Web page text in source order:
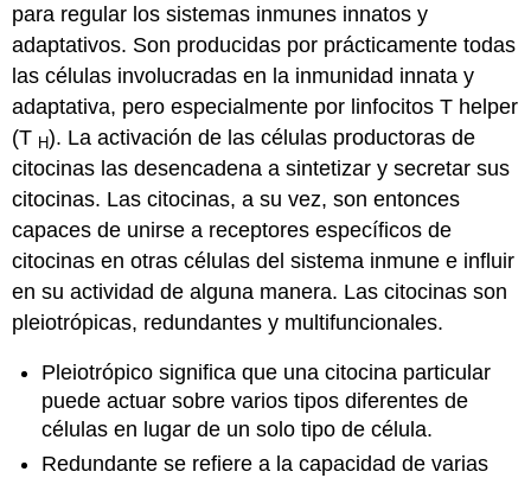
para regular los sistemas inmunes innatos y
adaptativos. Son producidas por prácticamente todas
las células involucradas en la inmunidad innata y
adaptativa, pero especialmente por linfocitos T helper
(T H). La activación de las células productoras de
citocinas las desencadena a sintetizar y secretar sus
citocinas. Las citocinas, a su vez, son entonces
capaces de unirse a receptores específicos de
citocinas en otras células del sistema inmune e influir
en su actividad de alguna manera. Las citocinas son
pleiotrópicas, redundantes y multifuncionales.
Pleiotrópico significa que una citocina particular
puede actuar sobre varios tipos diferentes de
células en lugar de un solo tipo de célula.
Redundante se refiere a la capacidad de varias